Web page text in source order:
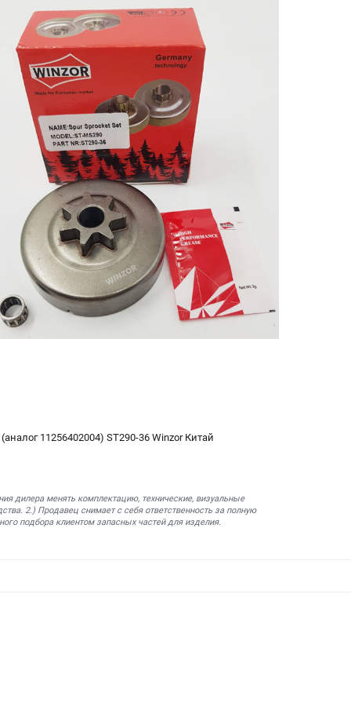
11256402004) ST290-36 Winzor Китай
дилера менять комплектацию, технические, визуальные
2.) Продавец снимает с себя ответственность за полную
подбора клиентом запасных частей для изделия.